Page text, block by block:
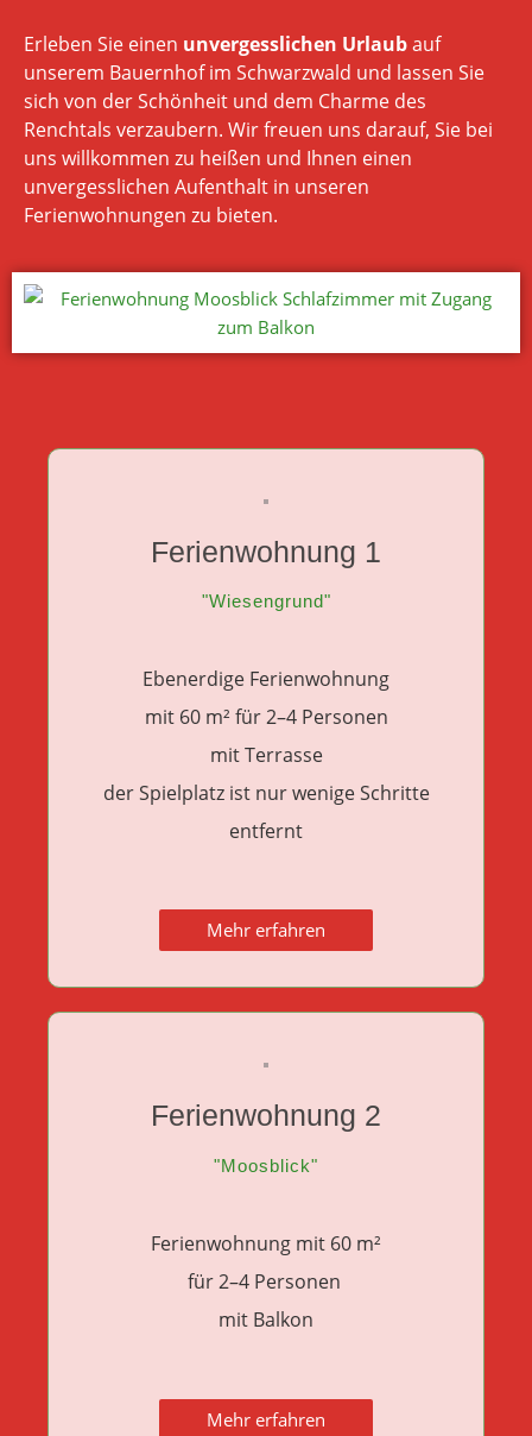
Erleben Sie einen unvergesslichen Urlaubauf
unserem Bauernhof im Schwarzwald und lassen Sie
sich von der Schönheit und dem Charme des
Renchtals verzaubern. Wir freuen uns darauf, Sie bei
uns willkommen zu heißen und Ihnen einen
unvergesslichen Aufenthalt in unseren
Ferienwohnungen zu bieten.
Ferienwohnung 1
"Wiesengrund"
Ebenerdige Ferienwohnung
mit 60 m² für 2–4 Personen
mit Terrasse
der Spielplatz ist nur wenige Schritte
entfernt
Mehr erfahren
Ferienwohnung 2
"Moosblick"
Ferienwohnung mit 60 m²
für 2–4 Personen
mit Balkon
Mehr erfahren